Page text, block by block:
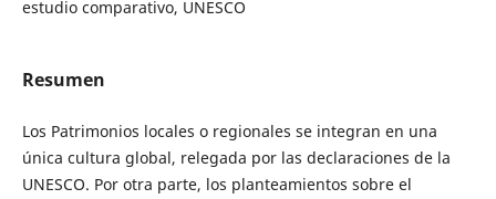
estudio comparativo, UNESCO
Resumen
Los Patrimonios locales o regionales se integran en una
única cultura global, relegada por las declaraciones de la
UNESCO. Por otra parte, los planteamientos sobre el